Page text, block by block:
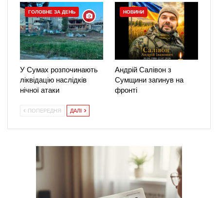
ГОЛОВНЕ ЗА ДЕНЬ
У Сумах розпочинають
ліквідацію наслідків
нічної атаки
НОВИНИ
Андрій Салівон з
Сумщини загинув на
фронті
ПОПЕРЕДНЯ ДАЛІ